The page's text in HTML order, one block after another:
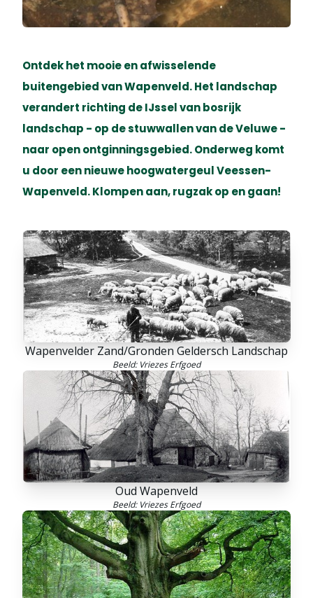
Ontdek het mooie en afwisselende
buitengebied van Wapenveld. Het landschap
verandert richting de IJssel van bosrijk
landschap - op de stuwwallen van de Veluwe -
naar open ontginningsgebied. Onderweg komt
u door een nieuwe hoogwatergeul Veessen-
Wapenveld. Klompen aan, rugzak op en gaan!
Wapenvelder Zand/Gronden Geldersch Landschap
Beeld: Vriezes Erfgoed
Oud Wapenveld
Beeld: Vriezes Erfgoed